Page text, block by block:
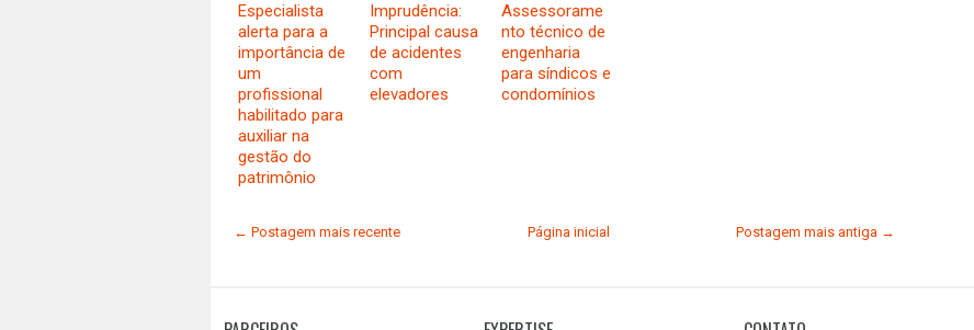
Especialista
alerta para a
importância de
um
profissional
habilitado para
auxiliar na
gestão do
patrimônio
Imprudência:
Principal causa
de acidentes
com
elevadores
Assessorame
nto técnico de
engenharia
para síndicos e
condomínios
← Postagem mais recente Postagem mais antiga →
Página inicial